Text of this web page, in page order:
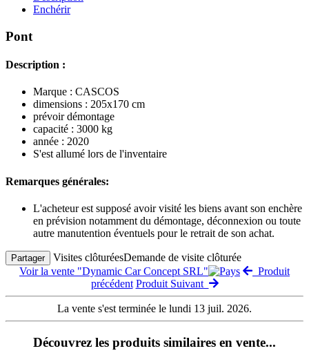
Enchérir
Pont
Description :
Marque : CASCOS
dimensions : 205x170 cm
prévoir démontage
capacité : 3000 kg
année : 2020
S'est allumé lors de l'inventaire
Remarques générales:
L'acheteur est supposé avoir visité les biens avant son enchère
en prévision notamment du démontage, déconnexion ou toute
autre manutention éventuels pour le retrait de son achat.
Partager Visites clôturéesDemande de visite clôturée
Voir la vente "Dynamic Car Concept SRL"
Produit
précédent Produit Suivant
La vente s'est terminée le lundi 13 juil. 2026.
Découvrez les produits similaires en vente...